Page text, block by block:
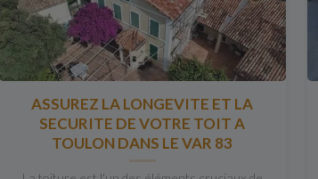
ASSUREZ LA LONGEVITE ET LA
SECURITE DE VOTRE TOIT A
TOULON DANS LE VAR 83